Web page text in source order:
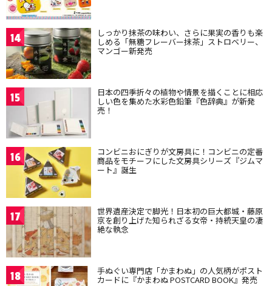
14 しっかり抹茶の味わい、さらに果実の香りも楽
しめる「無糖フレーバー抹茶」ストロベリー、
マンゴー新発売
15 日本の四季折々の植物や情景を描くことに相応
しい色を集めた水彩色鉛筆『色辞典』が新発
売！
16 コンビニおにぎりが文房具に！コンビニの定番
商品をモチーフにした文房具シリーズ『ジムマ
ート』誕生
17 世界遺産決定で脚光！日本初の巨大都城・藤原
京を創り上げた知られざる女帝・持統天皇の凄
絶な執念
18 手ぬぐい専門店「かまわぬ」の人気柄がポスト
カードに『かまわぬ POSTCARD BOOK』発売